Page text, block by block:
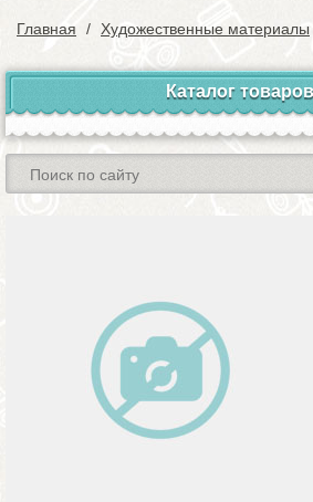
Главная Художественные материалы
Каталог товаров